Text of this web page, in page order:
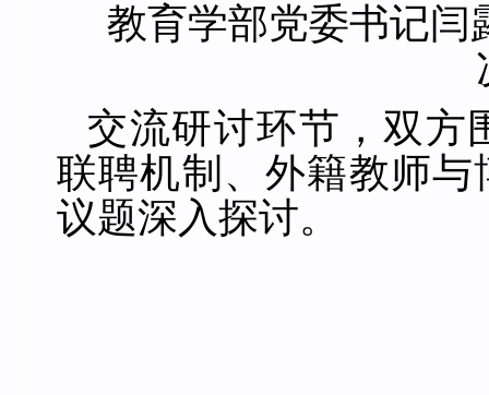
教育学部党委书记闫
交流研讨环节，双方
联聘机制、外籍教师
议题深入探讨。